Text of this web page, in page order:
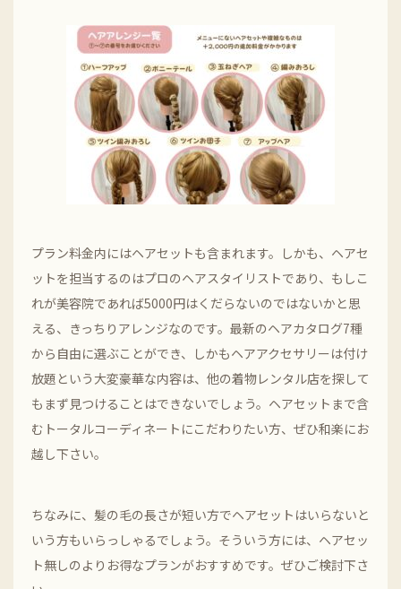
プラン料金内にはヘアセットも含まれます。しかも、ヘアセ
ットを担当するのはプロのヘアスタイリストであり、もしこ
れが美容院であれば5000円はくだらないのではないかと思
える、きっちりアレンジなのです。最新のヘアカタログ7種
から自由に選ぶことができ、しかもヘアアクセサリーは付け
放題という大変豪華な内容は、他の着物レンタル店を探して
もまず見つけることはできないでしょう。ヘアセットまで含
むトータルコーディネートにこだわりたい方、ぜひ和楽にお
越し下さい。
ちなみに、髪の毛の長さが短い方でヘアセットはいらないと
いう方もいらっしゃるでしょう。そういう方には、ヘアセッ
ト無しのよりお得なプランがおすすめです。ぜひご検討下さ